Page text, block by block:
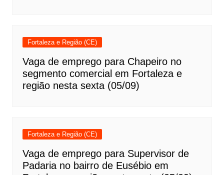
Fortaleza e Região (CE)
Vaga de emprego para Chapeiro no
segmento comercial em Fortaleza e
região nesta sexta (05/09)
Fortaleza e Região (CE)
Vaga de emprego para Supervisor de
Padaria no bairro de Eusébio em